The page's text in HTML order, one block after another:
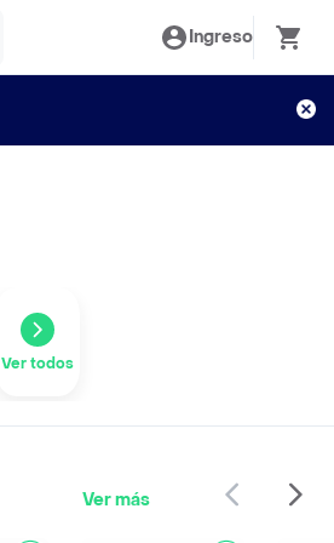
Ingreso
Ver todos
Ver más